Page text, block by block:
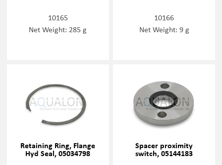
10165
Net Weight: 285 g
10166
Net Weight: 9 g
Retaining Ring, Flange
Hyd Seal, 05034798
Spacer proximity
switch, 05144183